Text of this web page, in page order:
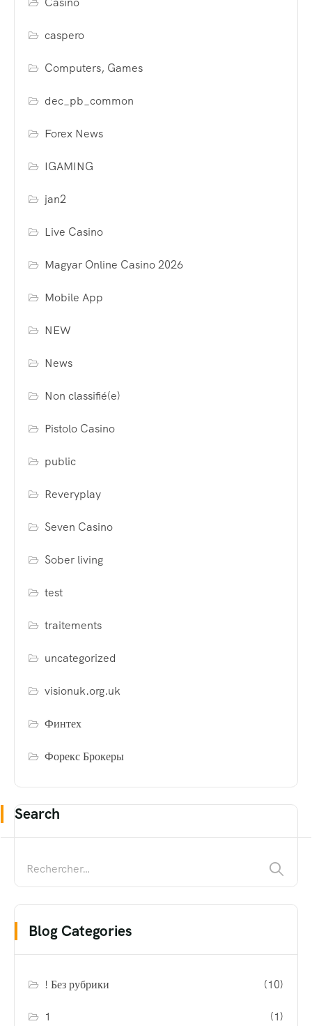
caspero
Computers, Games
dec_pb_common
Forex News
IGAMING
jan2
Live Casino
Magyar Online Casino 2026
Mobile App
NEW
News
Non classifié(e)
Pistolo Casino
public
Reveryplay
Seven Casino
Sober living
test
traitements
uncategorized
visionuk.org.uk
Финтех
Форекс Брокеры
Search
Blog Categories
! Без рубрики (10)
1 (1)